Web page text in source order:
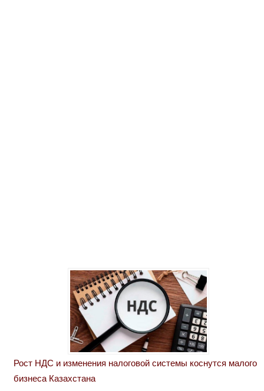
Рост НДС и изменения налоговой системы коснутся малого
бизнеса Казахстана